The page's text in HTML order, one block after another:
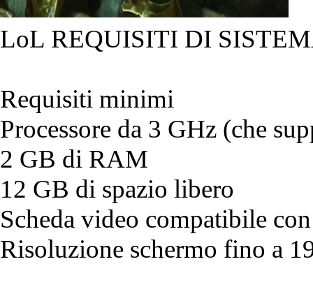
LoL REQUISITI DI
Requisiti minimi
Processore da 3 GHz (che
2 GB di RAM
12 GB di spazio libero
Scheda video compatibile
Risoluzione schermo fino a